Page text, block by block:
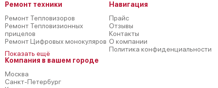
Ремонт техники
Ремонт Тепловизоров
Ремонт Тепловизионных
прицелов
Ремонт Цифровых монокуляров
Показать ещё
Компания в вашем городе
Москва
Санкт-Петербург
Навигация
Прайс
Отзывы
Контакты
О компании
Политика конфиденциальности